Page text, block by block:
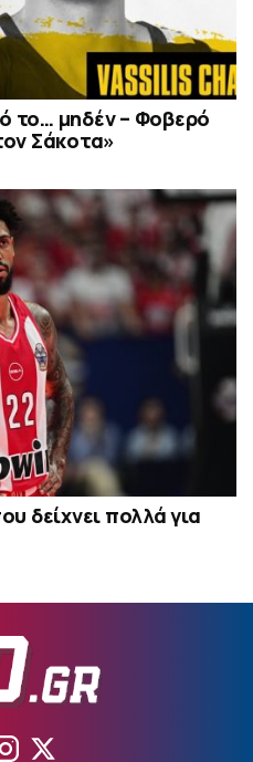
το… μηδέν – Φοβερό
Σάκοτα»
δείχνει πολλά για